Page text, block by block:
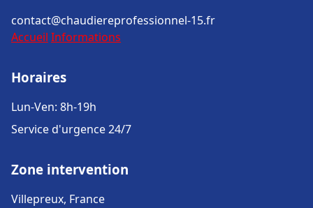
contact@chaudiereprofessionnel-15.fr
Accueil Informations
Horaires
Lun-Ven: 8h-19h
Service d'urgence 24/7
Zone intervention
Villepreux, France